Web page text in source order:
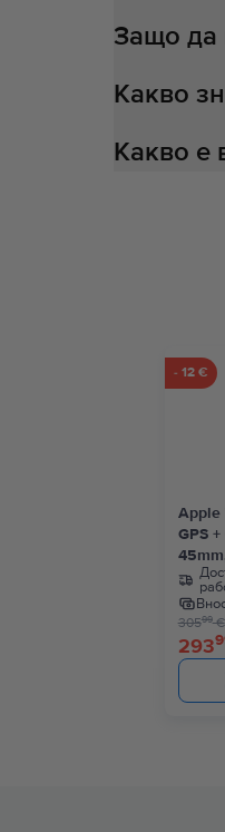
Защо да
Какво
Какво е
- 12 €
Apple
GPS
293
30599€